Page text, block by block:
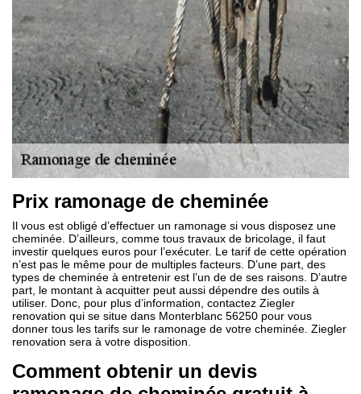
Prix ramonage de cheminée
Il vous est obligé d’effectuer un ramonage si vous disposez une
cheminée. D’ailleurs, comme tous travaux de bricolage, il faut
investir quelques euros pour l’exécuter. Le tarif de cette opération
n’est pas le même pour de multiples facteurs. D’une part, des
types de cheminée à entretenir est l’un de de ses raisons. D’autre
part, le montant à acquitter peut aussi dépendre des outils à
utiliser. Donc, pour plus d’information, contactez Ziegler
renovation qui se situe dans Monterblanc 56250 pour vous
donner tous les tarifs sur le ramonage de votre cheminée. Ziegler
renovation sera à votre disposition.
Comment obtenir un devis